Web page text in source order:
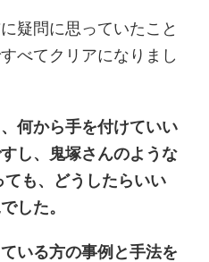
疑問に思っていたこと
べてクリアになりまし
何から手を付けていい
し、鬼塚さんのような
も、どうしたらいい
した。
いる方の事例と手法を